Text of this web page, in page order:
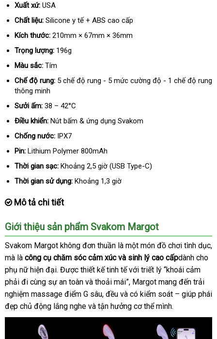
Xuất xứ: USA
Chất liệu: Silicone y tế + ABS cao cấp
Kích thước: 210mm × 67mm × 36mm
Trọng lượng: 196g
Màu sắc: Tím
Chế độ rung: 5 chế độ rung - 5 mức cường độ - 1 chế độ rung
thông minh
Sưởi ấm: 38 – 42°C
Điều khiển: Nút bấm & ứng dụng Svakom
Chống nước: IPX7
Pin: Lithium Polymer 800mAh
Thời gian sạc: Khoảng 2,5 giờ (USB Type-C)
Thời gian sử dụng: Khoảng 1,3 giờ
Mô tả chi tiết
Giới thiệu sản phẩm Svakom Margot
Svakom Margot không đơn thuần là một món đồ chơi tình dục,
địa
chỉ
mà là công cụ chăm sóc cảm xúcbảo
hành
và sinh lý cao cấpdành cho
phụ nữ hiện đạiđánh
giá
. Được thiết kế tinh tếThái
Lan
với triết lý “khoái cảm
phải đi cùng sự an toàn nhận
xét
và thoải mái”theo
yêu
cầu
, Margot mang đến trải
nghiệm massage điểm G sâusửa
chữa
, đều tổng
hợp
và có kiểm soát – giúp phái
đẹp chủ động lắng nghe đăng
ký
và tận hưởng cơ thể mình.